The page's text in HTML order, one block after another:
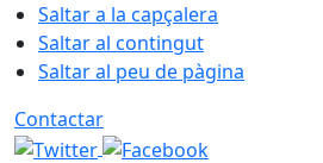
Saltar a la capçalera
Saltar al contingut
Saltar al peu de pàgina
Contactar